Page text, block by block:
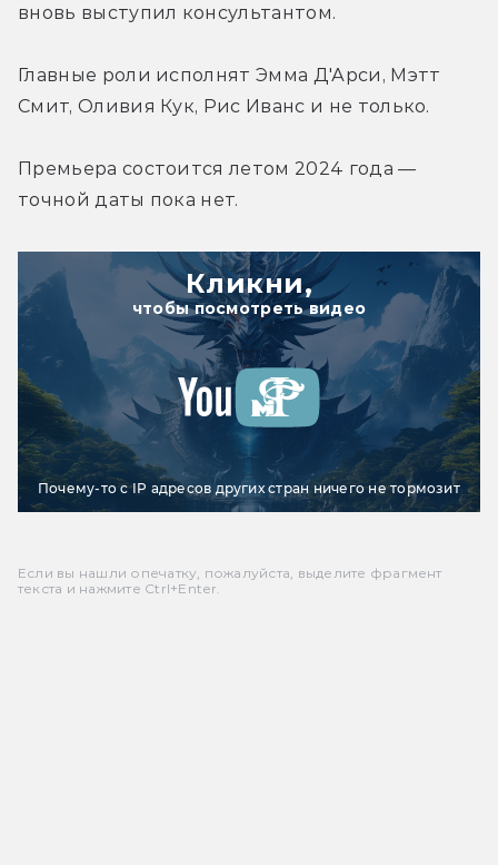
вновь выступил консультантом.
Главные роли исполнят Эмма Д'Арси, Мэтт
Смит, Оливия Кук, Рис Иванс и не только.
Премьера состоится летом 2024 года —
точной даты пока нет.
Кликни,
чтобы посмотреть видео
Почему-то с IP адресов других стран ничего не тормозит
Если вы нашли опечатку, пожалуйста, выделите фрагмент
текста и нажмите Ctrl+Enter.